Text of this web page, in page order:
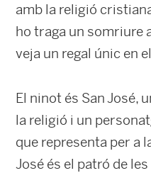
amb la religió
ho traga un somriure
veja un regal únic en
El ninot és San José,
la religió i un
que representa per a
José és el patró de